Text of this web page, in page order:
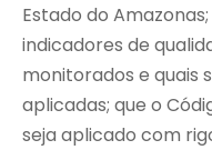
Estado do
indicadores de
monitorados e quais
aplicadas; que o
seja aplicado com